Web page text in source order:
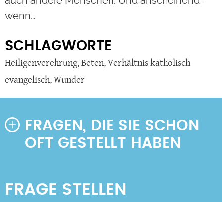
wenn…
SCHLAGWORTE
Heiligenverehrung,Beten,Verhältnis katholisch
evangelisch,Wunder
FRAGEN, DIE SIE SCHON
OFT GESTELLT HABEN